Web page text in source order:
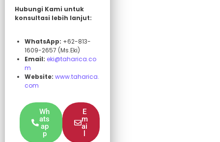
Hubungi Kami untuk
konsultasi lebih lanjut:
WhatsApp: +62-813-
1609-2657 (Ms.Eki)
Email: eki@taharica.co
m
Website: www.taharica.
com
Wh
ats
ap
p
E
m
ai